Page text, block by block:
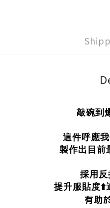
敲碗到
這件呼應
製作出目前
採用
提升服貼度⬆️
有助